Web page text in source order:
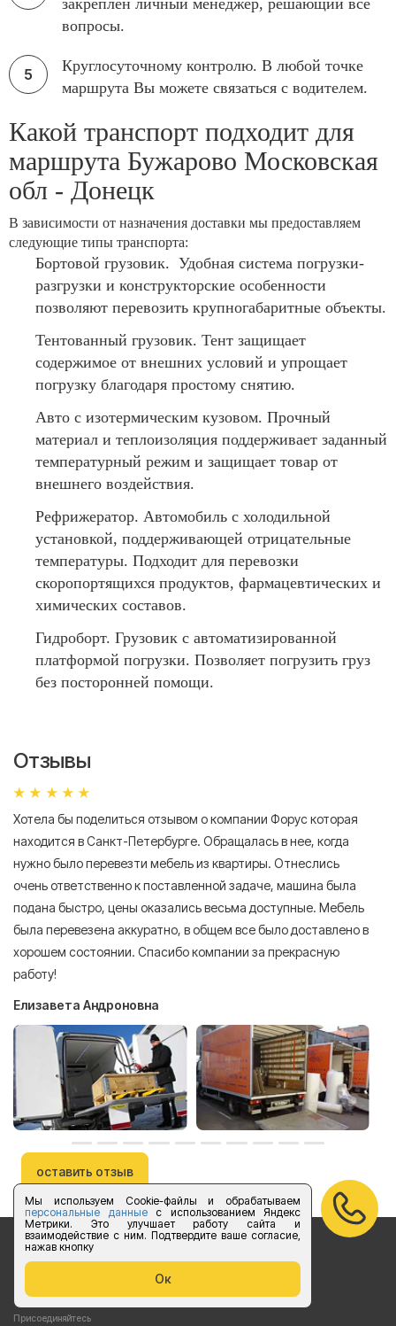
Мы используем Cookie-файлы и обрабатываем
персональные данныес использованием Яндекс
Метрики. Это улучшает работу сайта и
взаимодействие с ним. Подтвердите ваше согласие,
нажав кнопку
Ок
закреплен личный менеджер, решающий все
вопросы.
Круглосуточному контролю. В любой точке
маршрута Вы можете связаться с водителем.
Какой транспорт подходит для
маршрута Бужарово Московская
обл - Донецк
В зависимости от назначения доставки мы предоставляем
следующие типы транспорта:
Бортовой грузовик. Удобная система погрузки-
разгрузки и конструкторские особенности
позволяют перевозить крупногабаритные объекты.
Тентованный грузовик. Тент защищает
содержимое от внешних условий и упрощает
погрузку благодаря простому снятию.
Авто с изотермическим кузовом. Прочный
материал и теплоизоляция поддерживает заданный
температурный режим и защищает товар от
внешнего воздействия.
Рефрижератор. Автомобиль с холодильной
установкой, поддерживающей отрицательные
температуры. Подходит для перевозки
скоропортящихся продуктов, фармацевтических и
химических составов.
Гидроборт. Грузовик с автоматизированной
платформой погрузки. Позволяет погрузить груз
без посторонней помощи.
Отзывы
Хотела бы поделиться отзывом о компании Форус которая
находится в Санкт-Петербурге. Обращалась в нее, когда
нужно было перевезти мебель из квартиры. Отнеслись
очень ответственно к поставленной задаче, машина была
подана быстро, цены оказались весьма доступные. Мебель
была перевезена аккуратно, в общем все было доставлено в
хорошем состоянии. Спасибо компании за прекрасную
работу!
Елизавета Андроновна
оставить отзыв
Бесплатный звонок по России
vk.com/foruslogistics
Присоединяйтесь